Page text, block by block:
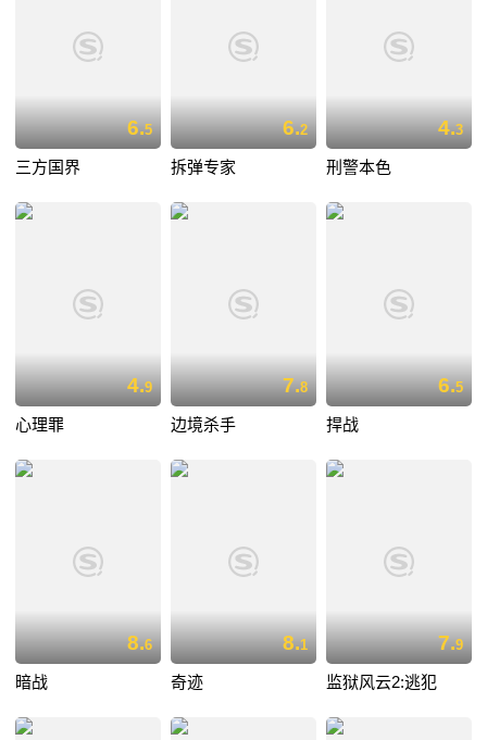
6.5
三方国界
6.2
拆弹专家
4.3
刑警本色
4.9
心理罪
7.8
边境杀手
6.5
捍战
8.6
暗战
8.1
奇迹
7.9
监狱风云2:逃犯